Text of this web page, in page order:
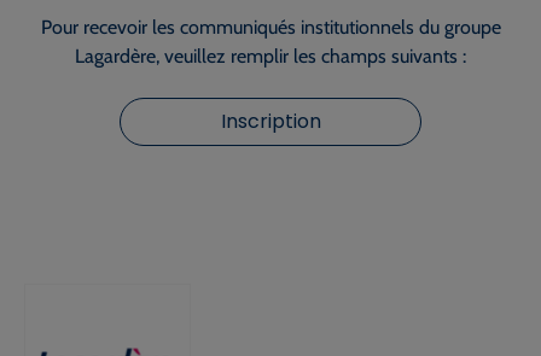
Pour recevoir les communiqués institutionnels du groupe
Lagardère, veuillez remplir les champs suivants :
Inscription